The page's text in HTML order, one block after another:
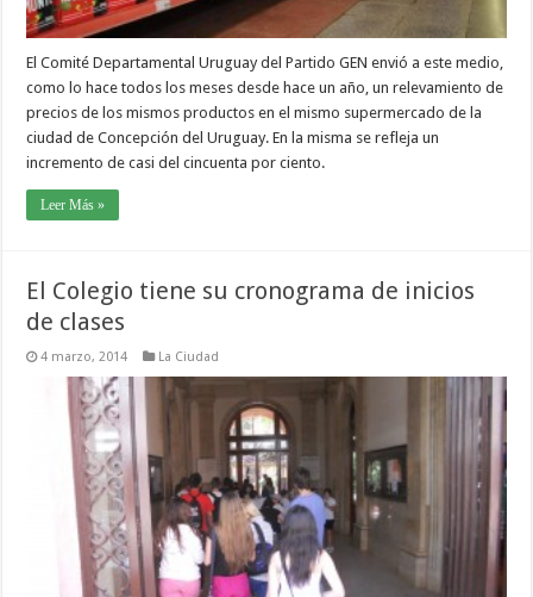
El Comité Departamental Uruguay del Partido GEN envió a este medio,
como lo hace todos los meses desde hace un año, un relevamiento de
precios de los mismos productos en el mismo supermercado de la
ciudad de Concepción del Uruguay. En la misma se refleja un
incremento de casi del cincuenta por ciento.
Leer Más »
El Colegio tiene su cronograma de inicios
de clases
4 marzo, 2014 La Ciudad